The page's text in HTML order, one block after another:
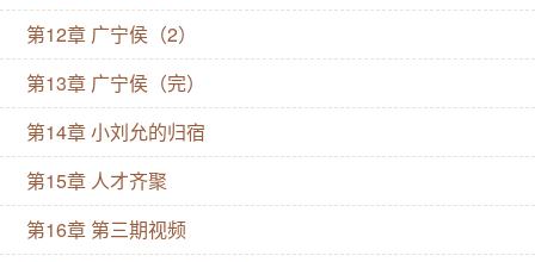
第12章 广宁侯（2）
第13章 广宁侯（完）
第14章 小刘允的归宿
第15章 人才齐聚
第16章 第三期视频